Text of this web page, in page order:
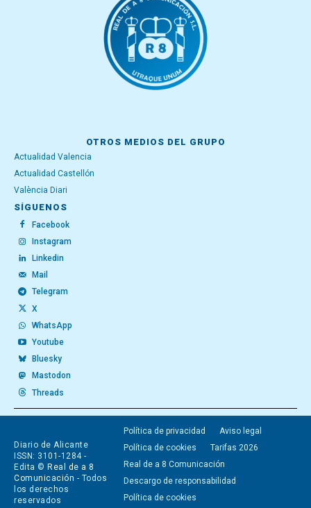
OTROS MEDIOS DEL GRUPO
Actualidad Valencia
Actualidad Castellón
València Diari
SÍGUENOS
Facebook
Instagram
Linkedin
Mail
Telegram
X
WhatsApp
Youtube
Bluesky
Mastodon
Threads
Diario de Alicante
ISSN: 3101-1284 -
Edita © Real de a 8
Comunicación - Todos
los derechos
reservados
Política de privacidad
Aviso legal
Política de cookies
Tarifas 2026
Real de a 8 Comunicación
Descargo de responsabilidad
Política de cookies